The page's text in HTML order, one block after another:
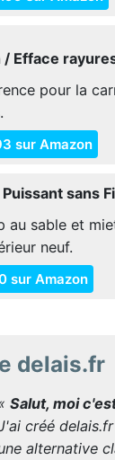
Efface
pour la
sur Amazon
sans
au sable et
neuf.
sur Amazon
delais.fr
Salut, moi
créé
alternative